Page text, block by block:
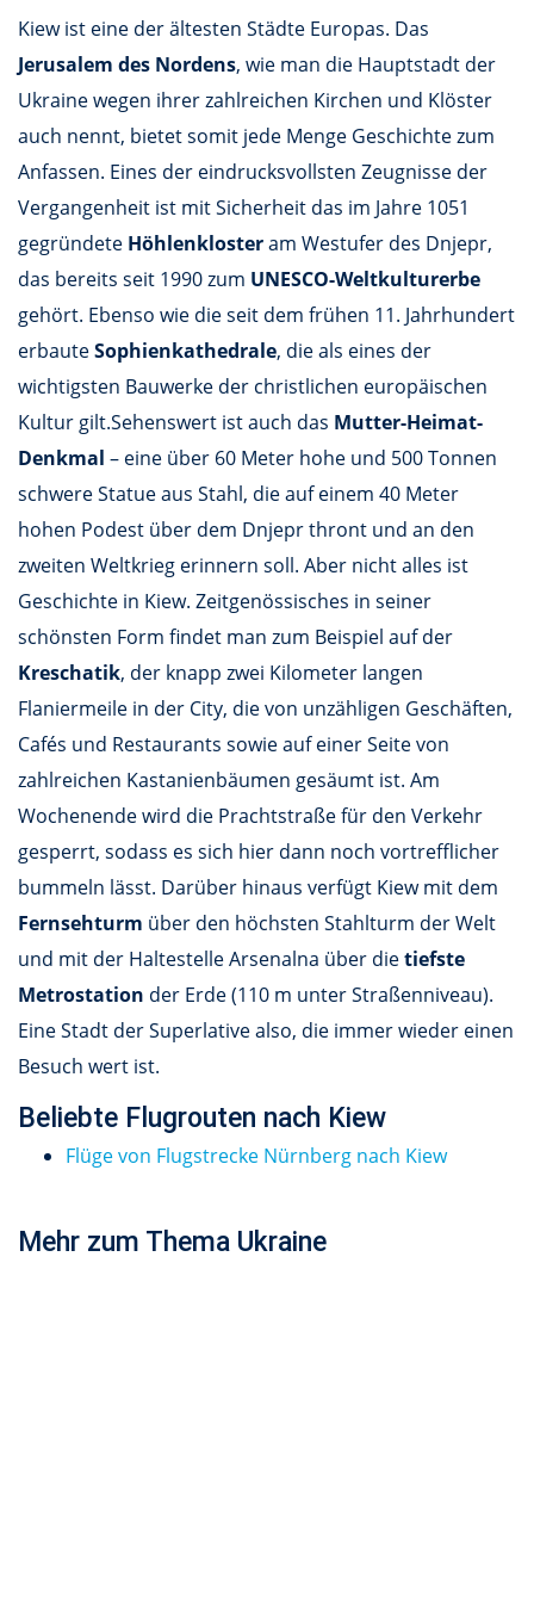
Kiew ist eine der ältesten Städte Europas. Das
Jerusalem des Nordens, wie man die Hauptstadt der
Ukraine wegen ihrer zahlreichen Kirchen und Klöster
auch nennt, bietet somit jede Menge Geschichte zum
Anfassen. Eines der eindrucksvollsten Zeugnisse der
Vergangenheit ist mit Sicherheit das im Jahre 1051
gegründete Höhlenklosteram Westufer des Dnjepr,
das bereits seit 1990 zum UNESCO-Weltkulturerbe
gehört. Ebenso wie die seit dem frühen 11. Jahrhundert
erbauteSophienkathedrale, die als eines der
wichtigsten Bauwerke der christlichen europäischen
Kultur gilt.Sehenswert ist auch das Mutter-Heimat-
Denkmal – eine über 60 Meter hohe und 500 Tonnen
schwere Statue aus Stahl, die auf einem 40 Meter
hohen Podest über dem Dnjepr thront und an den
zweiten Weltkrieg erinnern soll. Aber nicht alles ist
Geschichte in Kiew. Zeitgenössisches in seiner
schönsten Form findet man zum Beispiel auf der
Kreschatik, der knapp zwei Kilometer langen
Flaniermeile in der City, die von unzähligen Geschäften,
Cafés und Restaurants sowie auf einer Seite von
zahlreichen Kastanienbäumen gesäumt ist. Am
Wochenende wird die Prachtstraße für den Verkehr
gesperrt, sodass es sich hier dann noch vortrefflicher
bummeln lässt. Darüber hinaus verfügt Kiew mit dem
Fernsehturm über den höchsten Stahlturm der Welt
und mit der Haltestelle Arsenalna über dietiefste
Metrostation der Erde (110 m unter Straßenniveau).
Eine Stadt der Superlative also, die immer wieder einen
Besuch wert ist.
Beliebte Flugrouten nach Kiew
Flüge von Flugstrecke Nürnberg nach Kiew
Mehr zum Thema Ukraine